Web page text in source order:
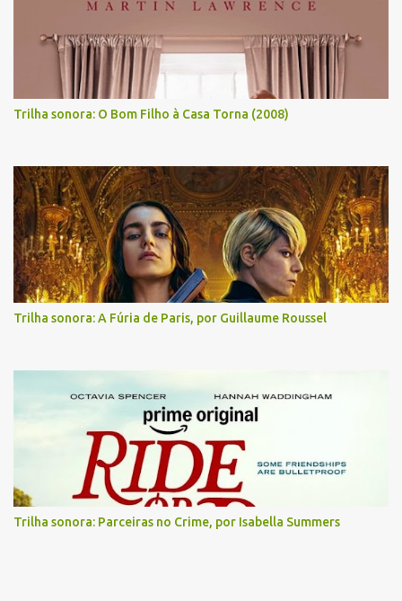
Trilha sonora: O Bom Filho à Casa Torna (2008)
Trilha sonora: A Fúria de Paris, por Guillaume Roussel
Trilha sonora: Parceiras no Crime, por Isabella Summers